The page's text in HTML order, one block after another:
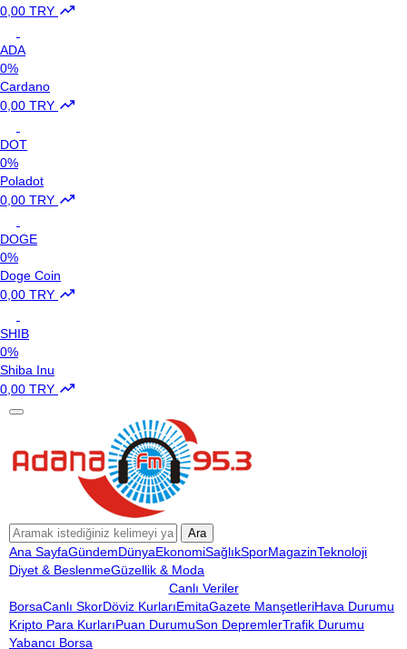
0,00 TRY
ADA
0%
Cardano
0,00 TRY
DOT
0%
Poladot
0,00 TRY
DOGE
0%
Doge Coin
0,00 TRY
SHIB
0%
Shiba Inu
0,00 TRY
Ara
Ana SayfaGündemDünyaEkonomiSağlıkSporMagazinTeknoloji
Diyet & BeslenmeGüzellik & Moda
Canlı Veriler
BorsaCanlı SkorDöviz KurlarıEmitaGazete ManşetleriHava Durumu
Kripto Para KurlarıPuan DurumuSon DepremlerTrafik Durumu
Yabancı Borsa